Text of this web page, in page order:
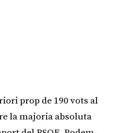
prop de 190 vots al
la majoria absoluta